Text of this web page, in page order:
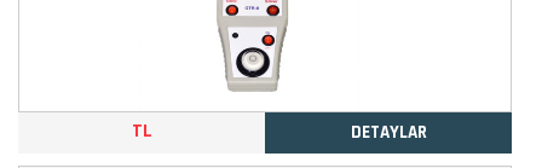
TL DETAYLAR